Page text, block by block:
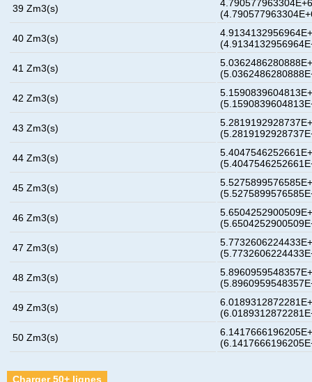
39 Zm3(s)
40 Zm3(s)
41 Zm3(s)
42 Zm3(s)
43 Zm3(s)
44 Zm3(s)
45 Zm3(s)
46 Zm3(s)
47 Zm3(s)
48 Zm3(s)
49 Zm3(s)
50 Zm3(s)
Charger 50+ lignes